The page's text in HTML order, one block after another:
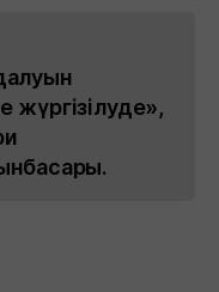
жүргізілуде»,